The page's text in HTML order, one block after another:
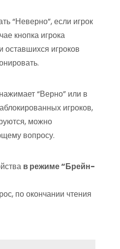
“Неверно”, если игрок
кнопка игрока
оставшихся игроков
“Верно” или в
игроков,
можно
вопросу.
в режиме “Брейн-
по окончании чтения